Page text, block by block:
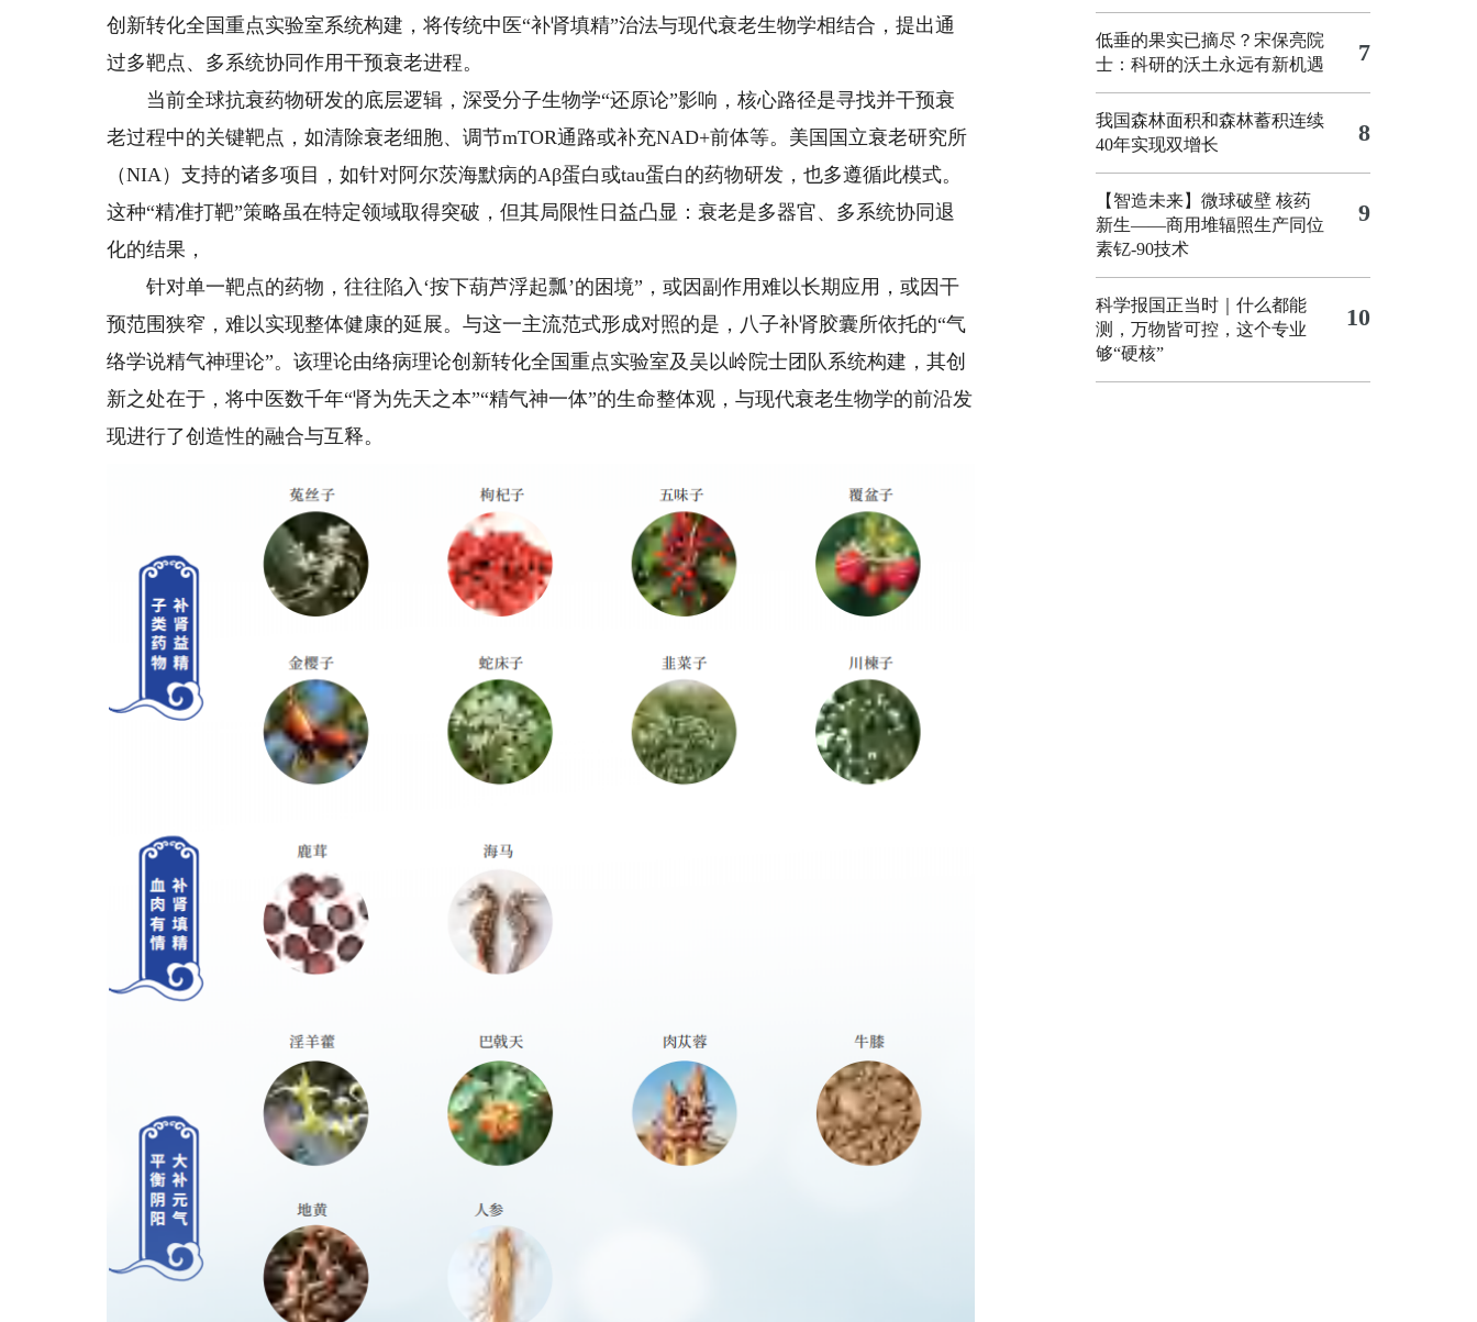
创新转化全国重点实验室系统构建，将传统中医“补肾填精”治法与现代衰老生物学相结合，提出通
过多靶点、多系统协同作用干预衰老进程。
当前全球抗衰药物研发的底层逻辑，深受分子生物学“还原论”影响，核心路径是寻找并干预衰
老过程中的关键靶点，如清除衰老细胞、调节mTOR通路或补充NAD+前体等。美国国立衰老研究所
（NIA）支持的诸多项目，如针对阿尔茨海默病的Aβ蛋白或tau蛋白的药物研发，也多遵循此模式。
这种“精准打靶”策略虽在特定领域取得突破，但其局限性日益凸显：衰老是多器官、多系统协同退
化的结果，
针对单一靶点的药物，往往陷入‘按下葫芦浮起瓢’的困境”，或因副作用难以长期应用，或因干
预范围狭窄，难以实现整体健康的延展。与这一主流范式形成对照的是，八子补肾胶囊所依托的“气
络学说精气神理论”。该理论由络病理论创新转化全国重点实验室及吴以岭院士团队系统构建，其创
新之处在于，将中医数千年“肾为先天之本”“精气神一体”的生命整体观，与现代衰老生物学的前沿发
现进行了创造性的融合与互释。
低垂的果实已摘尽？宋保亮院
士：科研的沃土永远有新机遇
7
我国森林面积和森林蓄积连续
40年实现双增长
8
【智造未来】微球破壁 核药
新生——商用堆辐照生产同位
素钇-90技术
9
科学报国正当时｜什么都能
测，万物皆可控，这个专业
够“硬核”
10